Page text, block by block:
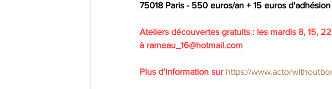
75018 Paris - 550 euros/an + 15 euros
Ateliers découvertes gratuits : les mardis 8, 15,
à rameau_16@hotmail.com
Plus d'information sur https://